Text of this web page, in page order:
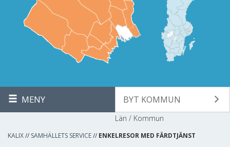
MENY BYT KOMMUN
Län / Kommun
KALIX// SAMHÄLLETS SERVICE// ENKELRESOR MED FÄRDTJÄNST